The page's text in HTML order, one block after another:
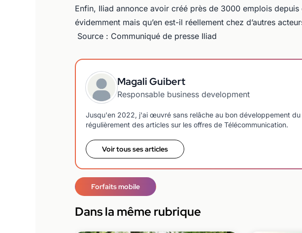
Enfin, Iliad annonce avoir créé près de 3000 emplois
évidemment mais qu’en est-il réellement chez d’autres
Source : Communiqué de presse Iliad
Magali Guibert
Responsable business development
Jusqu'en 2022, j'ai œuvré sans relâche au bon développement
régulièrement des articles sur les offres de Télécommunication.
Voir tous ses articles
Forfaits mobile
Dans la même rubrique